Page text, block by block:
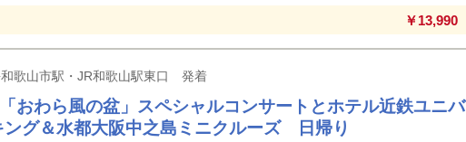
￥13,990
歌山市駅・JR和歌山駅東口 発着
おわら風の盆」スペシャルコンサートとホテル近鉄ユニバ
ング＆水都大阪中之島ミニクルーズ 日帰り